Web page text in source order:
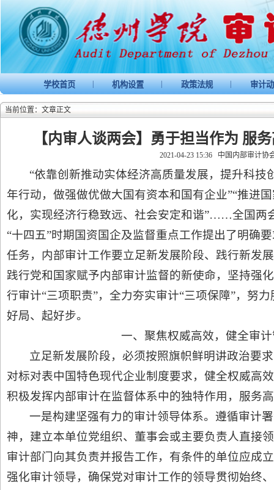
学校首页 | 机构设置 | 政策法规 | 审计
当前位置：文章正文
【内审人谈两会】勇于担当作为 服
2021-04-23 15:36 中国内部审计协
“依靠创新推动实体经济高质量发展，提升科技
年行动，做强做优做大国有资本和国有企业”“推进
化，实现经济行稳致远、社会安定和谐”……全国两
“十四五”时期国资国企及监督重点工作提出了明确
任务，内部审计工作要立足新发展阶段、践行新发
践行党和国家赋予内部审计监督的新使命，坚持强
行审计“三项职责”，全力夯实审计“三项保障”，努
好局、起好步。
一、聚焦权威高效，健全审
立足新发展阶段，必须按照旗帜鲜明讲政治要
对标对表中国特色现代企业制度要求，健全权威高
积极发挥内部审计在监督体系中的独特作用，服务
一是构建坚强有力的审计领导体系。遵循审计
神，建立本单位党组织、董事会或主要负责人直接
审计部门向其负责并报告工作，有条件的单位应成
强化审计领导，确保党对审计工作的领导贯彻始终